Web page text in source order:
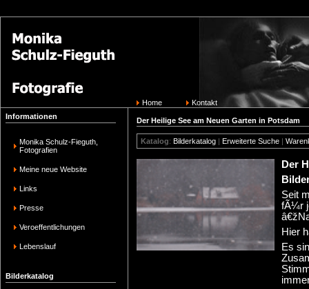
Home
Kontakt
Informationen
Monika Schulz-Fieguth,
Fotografien
Meine neue Website
Links
Presse
Veroeffentlichungen
Lebenslauf
Bilderkatalog
Der Heilige See am Neuen Garten in Potsdam
Katalog: Bilderkatalog | Erweiterte Suche |
Der
Seit
fÃ¼r
Hier
Es